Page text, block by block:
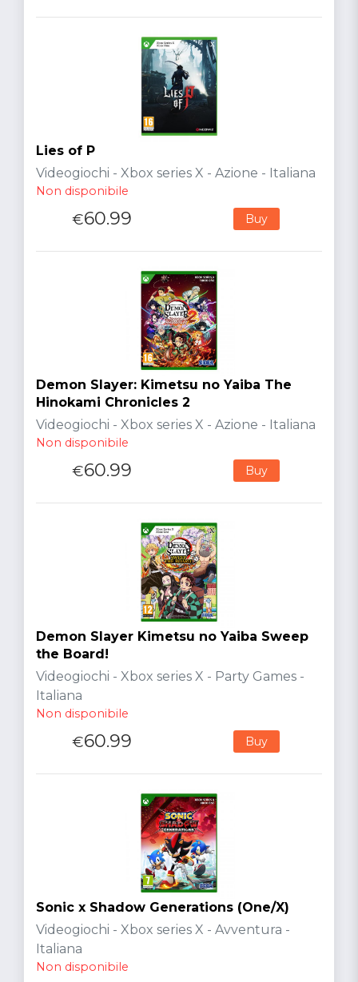
Lies of P
Videogiochi - Xbox series X - Azione - Italiana
Non disponibile
€60.99 Buy
Demon Slayer: Kimetsu no Yaiba The
Hinokami Chronicles 2
Videogiochi - Xbox series X - Azione - Italiana
Non disponibile
€60.99 Buy
Demon Slayer Kimetsu no Yaiba Sweep
the Board!
Videogiochi - Xbox series X - Party Games -
Italiana
Non disponibile
€60.99 Buy
Sonic x Shadow Generations (One/X)
Videogiochi - Xbox series X - Avventura -
Italiana
Non disponibile